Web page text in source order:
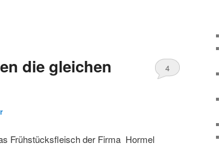
die gleichen
4
Frühstücksfleisch der Firma Hormel